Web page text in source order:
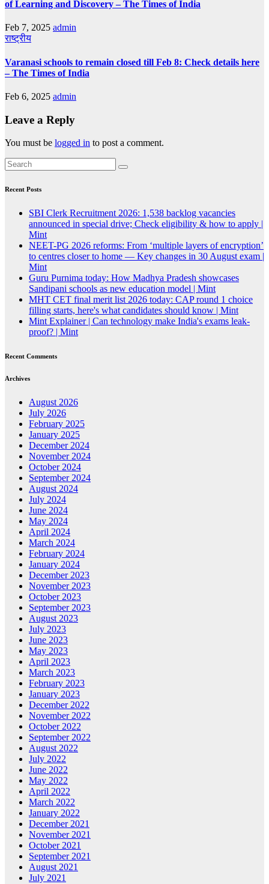
of Learning and Discovery – The Times of India
Feb 7, 2025 admin
राष्ट्रीय
Varanasi schools to remain closed till Feb 8: Check details here
– The Times of India
Feb 6, 2025 admin
Leave a Reply
You must be logged in to post a comment.
Recent Posts
SBI Clerk Recruitment 2026: 1,538 backlog vacancies
announced in special drive; Check eligibility & how to apply |
Mint
NEET-PG 2026 reforms: From ‘multiple layers of encryption’
to centres closer to home — Key changes in 30 August exam |
Mint
Guru Purnima today: How Madhya Pradesh showcases
Sandipani schools as new education model | Mint
MHT CET final merit list 2026 today: CAP round 1 choice
filling starts, here's what candidates should know | Mint
Mint Explainer | Can technology make India's exams leak-
proof? | Mint
Recent Comments
Archives
August 2026
July 2026
February 2025
January 2025
December 2024
November 2024
October 2024
September 2024
August 2024
July 2024
June 2024
May 2024
April 2024
March 2024
February 2024
January 2024
December 2023
November 2023
October 2023
September 2023
August 2023
July 2023
June 2023
May 2023
April 2023
March 2023
February 2023
January 2023
December 2022
November 2022
October 2022
September 2022
August 2022
July 2022
June 2022
May 2022
April 2022
March 2022
January 2022
December 2021
November 2021
October 2021
September 2021
August 2021
July 2021